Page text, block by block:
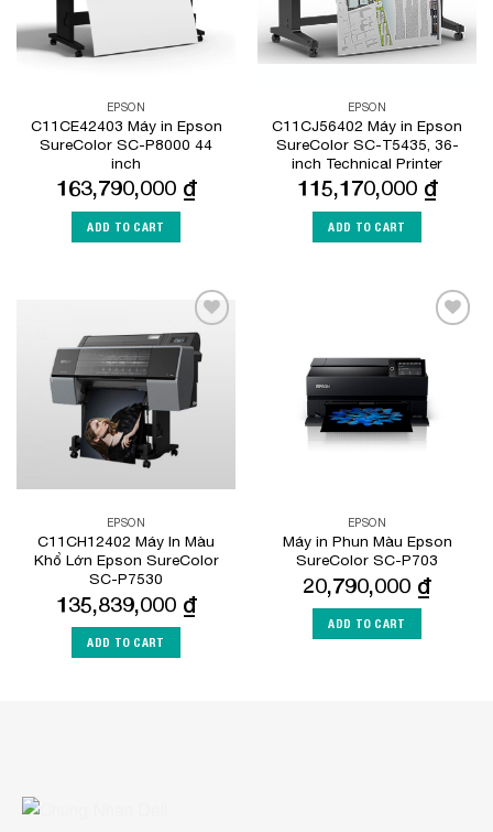
EPSON
C11CE42403 Máy in Epson
SureColor SC-P8000 44
inch
163,790,000 ₫
ADD TO CART
EPSON
C11CJ56402 Máy in Epson
SureColor SC-T5435, 36-
inch Technical Printer
115,170,000 ₫
ADD TO CART
Add to
Wishlist
EPSON
C11CH12402 Máy In Màu
Khổ Lớn Epson SureColor
SC-P7530
135,839,000 ₫
ADD TO CART
Wishlist
EPSON
Máy in Phun Màu Epson
SureColor SC-P703
20,790,000 ₫
ADD TO CART